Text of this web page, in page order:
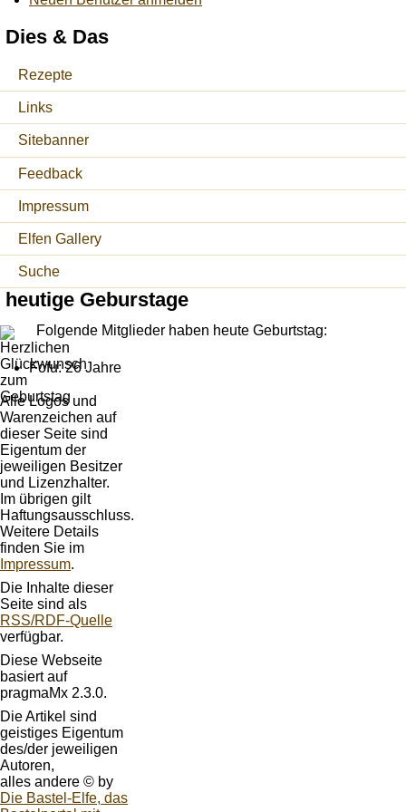
Dies & Das
Rezepte
Links
Sitebanner
Feedback
Impressum
Elfen Gallery
Suche
heutige Geburstage
Folgende Mitglieder haben heute Geburtstag:
Fofu: 26 Jahre
Alle Logos und
Warenzeichen auf
dieser Seite sind
Eigentum der
jeweiligen Besitzer
und Lizenzhalter.
Im übrigen gilt
Haftungsausschluss.
Weitere Details
finden Sie im
Impressum.
Die Inhalte dieser
Seite sind als
RSS/RDF-Quelle
verfügbar.
Diese Webseite
basiert auf
pragmaMx 2.3.0.
Die Artikel sind
geistiges Eigentum
des/der jeweiligen
Autoren,
alles andere © by
Die Bastel-Elfe, das